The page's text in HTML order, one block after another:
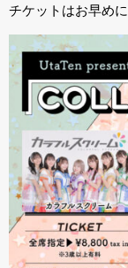
チケットはお早め